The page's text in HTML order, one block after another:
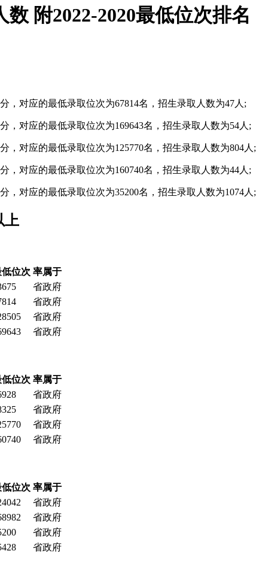
附2022-2020最低位次排名
，对应的最低录取位次为67814名，招生录取人数为47人;
，对应的最低录取位次为169643名，招生录取人数为54人;
，对应的最低录取位次为125770名，招生录取人数为804人;
，对应的最低录取位次为160740名，招生录取人数为44人;
，对应的最低录取位次为35200名，招生录取人数为1074人;
上
位次 率属于
省政府
省政府
省政府
省政府
位次 率属于
省政府
省政府
省政府
省政府
位次 率属于
省政府
省政府
省政府
省政府